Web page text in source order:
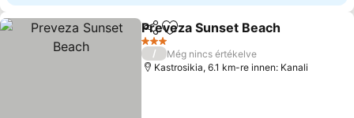
Megosztás
Hozzáadás a kedvencekhez
Preveza Sunset Beach
3 Kategória
/
Még nincs értékelve
Kastrosikia, 6.1 km-re innen: Kanali